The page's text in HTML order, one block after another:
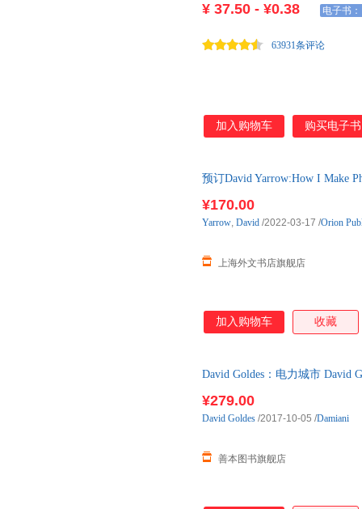
¥ 37.50 - ¥0.38 电子书：
63931条评论
加入购物车 购买电子书
预订David Yarrow:How I Make
¥170.00
上海外文书店旗舰店
Yarrow, David /2022-03-17 /Orion
加入购物车 收藏
David Goldes：电力城市 David
¥279.00
善本图书旗舰店
David Goldes /2017-10-05 /Damiani